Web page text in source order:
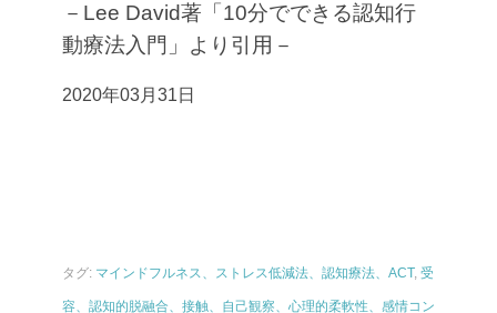
－Lee David著「10分でできる認知行
動療法入門」より引用－
2020年03月31日
タグ: マインドフルネス、ストレス低減法、認知療法、ACT, 受
容、認知的脱融合、接触、自己観察、心理的柔軟性、感情コン